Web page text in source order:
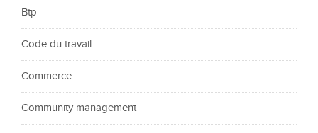
Btp
Code du travail
Commerce
Community management